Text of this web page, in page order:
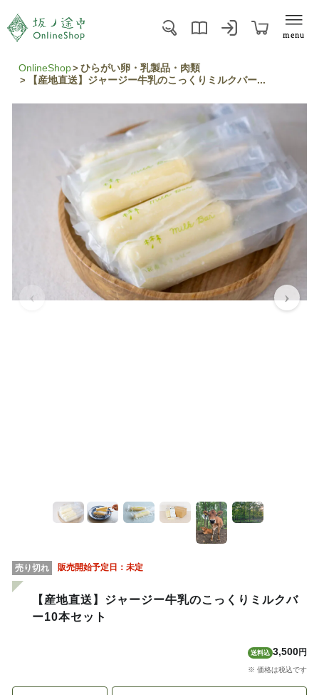
menu
OnlineShop
ひらがい卵・乳製品・肉類
【産地直送】ジャージー牛乳のこっくりミルクバー...
売り切れ 販売開始予定日： 未定
【産地直送】ジャージー牛乳のこっくりミルクバ
ー10本セット
送料込 3,500円
※ 価格は税込です